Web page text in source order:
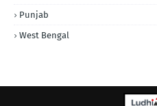
Punjab
West Bengal